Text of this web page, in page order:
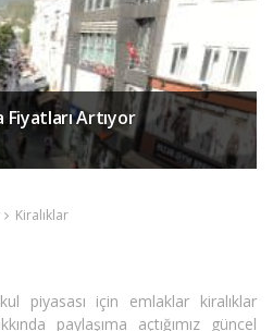
Artıyor
Kiralıklar
piyasası için emlaklar kiralıklar
paylaşıma açtığımız güncel